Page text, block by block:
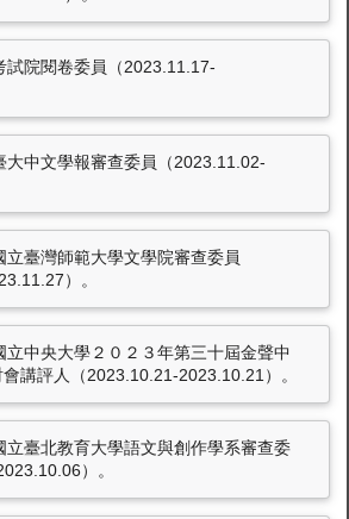
試院閱卷委員（2023.11.17-
大中文學報審查委員（2023.11.02-
立臺灣師範大學文學院審查委員
）。
立中央大學２０２３年第三十屆金聲中
講評人（2023.10.21-2023.10.21）。
立臺北教育大學語文與創作學系審查委
）。